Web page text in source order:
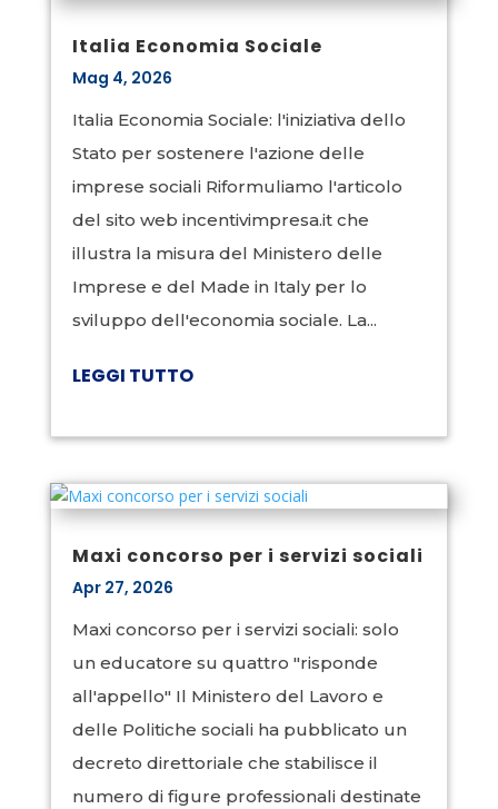
Italia Economia Sociale
Mag 4, 2026
Italia Economia Sociale: l'iniziativa dello
Stato per sostenere l'azione delle
imprese sociali Riformuliamo l'articolo
del sito web incentivimpresa.it che
illustra la misura del Ministero delle
Imprese e del Made in Italy per lo
sviluppo dell'economia sociale. La...
LEGGI TUTTO
Maxi concorso per i servizi sociali
Apr 27, 2026
Maxi concorso per i servizi sociali: solo
un educatore su quattro "risponde
all'appello" Il Ministero del Lavoro e
delle Politiche sociali ha pubblicato un
decreto direttoriale che stabilisce il
numero di figure professionali destinate